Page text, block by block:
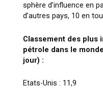
sphère d’influence en
d’autres pays, 10 en
Classement des plus
pétrole dans le
jour) :
Etats-Unis : 11,9